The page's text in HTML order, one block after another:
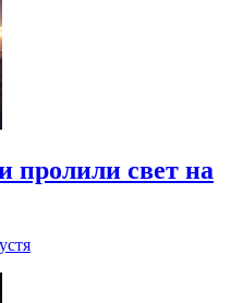
пролили свет на